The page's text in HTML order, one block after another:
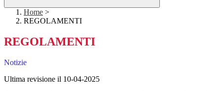
Home >
REGOLAMENTI
REGOLAMENTI
Notizie
Ultima revisione il 10-04-2025